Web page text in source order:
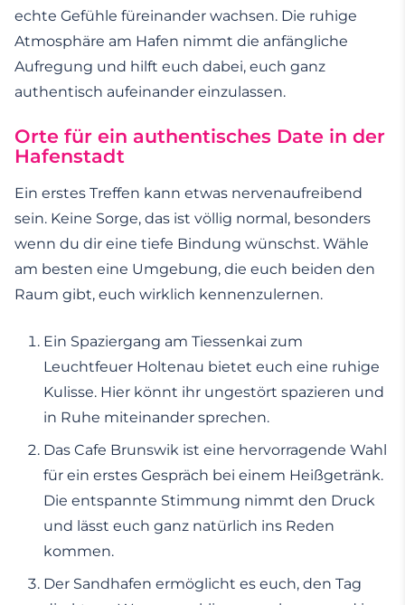
echte Gefühle füreinander wachsen. Die ruhige
Atmosphäre am Hafen nimmt die anfängliche
Aufregung und hilft euch dabei, euch ganz
authentisch aufeinander einzulassen.
Orte für ein authentisches Date in der
Hafenstadt
Ein erstes Treffen kann etwas nervenaufreibend
sein. Keine Sorge, das ist völlig normal, besonders
wenn du dir eine tiefe Bindung wünschst. Wähle
am besten eine Umgebung, die euch beiden den
Raum gibt, euch wirklich kennenzulernen.
Ein Spaziergang am Tiessenkai zum
Leuchtfeuer Holtenau bietet euch eine ruhige
Kulisse. Hier könnt ihr ungestört spazieren und
in Ruhe miteinander sprechen.
Das Cafe Brunswik ist eine hervorragende Wahl
für ein erstes Gespräch bei einem Heißgetränk.
Die entspannte Stimmung nimmt den Druck
und lässt euch ganz natürlich ins Reden
kommen.
Der Sandhafen ermöglicht es euch, den Tag